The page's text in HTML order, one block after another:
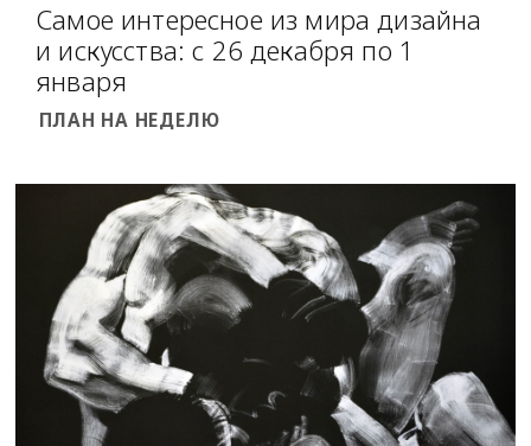
Самое интересное из мира дизайна
и искусства: с 26 декабря по 1
января
ПЛАН НА НЕДЕЛЮ